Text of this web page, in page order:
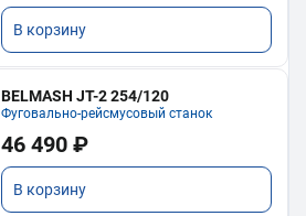
В корзину
BELMASH JT-2 254/120
Фуговально-рейсмусовый станок
46 490 ₽
В корзину